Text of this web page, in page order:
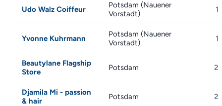
Udo Walz Coiffeur
Potsdam (Nauener
Vorstadt)
1
Yvonne Kuhrmann
Potsdam (Nauener
Vorstadt)
1
Beautylane Flagship
Store
Potsdam 2
Djamila Mi - passion
& hair
Potsdam 2